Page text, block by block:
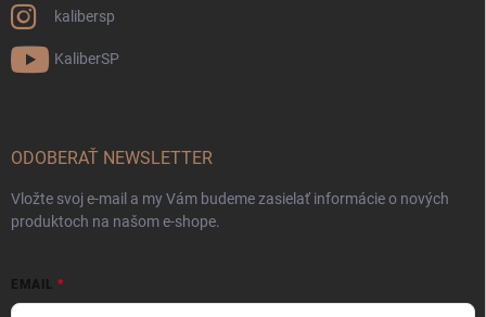
kalibersp
KaliberSP
ODOBERAŤ NEWSLETTER
Vložte svoj e-mail a my Vám budeme zasielať informácie o nových
produktoch na našom e-shope.
EMAIL